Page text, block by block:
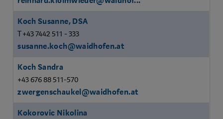
Koch Susanne, DSA
T +43 7442 511 - 333
susanne.koch@waidhofen.at
Koch Sandra
+43 676 88 511-570
zwergenschaukel@waidhofen.at
Kokorovic Nikolina